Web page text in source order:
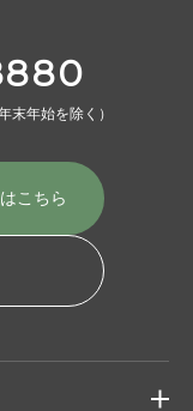
末年始を除く）
こちら